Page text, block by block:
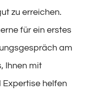
zu erreichen.
für ein erstes
am
Ihnen mit
Expertise helfen